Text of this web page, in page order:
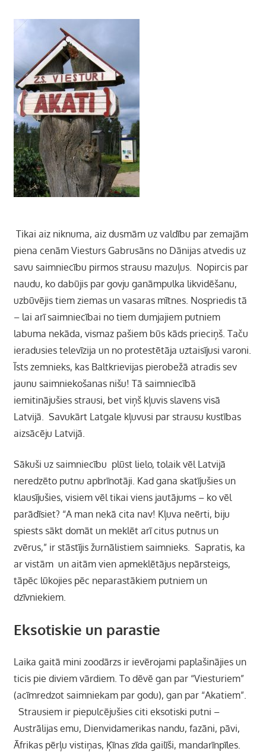
Tikai aiz niknuma, aiz dusmām uz valdību par zemajām
piena cenām Viesturs Gabrusāns no Dānijas atvedis uz
savu saimniecību pirmos strausu mazuļus. Nopircis par
naudu, ko dabūjis par govju ganāmpulka likvidēšanu,
uzbūvējis tiem ziemas un vasaras mītnes. Nospriedis tā
– lai arī saimniecībai no tiem dumjajiem putniem
labuma nekāda, vismaz pašiem būs kāds prieciņš. Taču
ieradusies televīzija un no protestētāja uztaisījusi varoni.
Īsts zemnieks, kas Baltkrievijas pierobežā atradis sev
jaunu saimniekošanas nišu! Tā saimniecībā
iemitinājušies strausi, bet viņš kļuvis slavens visā
Latvijā. Savukārt Latgale kļuvusi par strausu kustības
aizsācēju Latvijā.
Sākuši uz saimniecību plūst lielo, tolaik vēl Latvijā
neredzēto putnu apbrīnotāji. Kad gana skatījušies un
klausījušies, visiem vēl tikai viens jautājums – ko vēl
parādīsiet? “A man nekā cita nav! Kļuva neērti, biju
spiests sākt domāt un meklēt arī citus putnus un
zvērus,” ir stāstījis žurnālistiem saimnieks. Sapratis, ka
ar vistām un aitām vien apmeklētājus nepārsteigs,
tāpēc lūkojies pēc neparastākiem putniem un
dzīvniekiem.
Eksotiskie un parastie
Laika gaitā mini zoodārzs ir ievērojami paplašinājies un
ticis pie diviem vārdiem. To dēvē gan par “Viesturiem”
(acīmredzot saimniekam par godu), gan par “Akatiem”.
Strausiem ir piepulcējušies citi eksotiski putni –
Austrālijas emu, Dienvidamerikas nandu, fazāni, pāvi,
Āfrikas pērļu vistiņas, Ķīnas zīda gailīši, mandarīnpīles.